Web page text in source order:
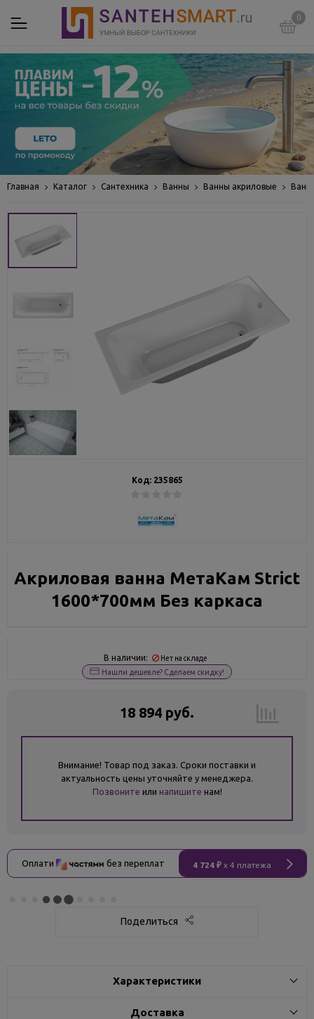
0
Главная Каталог Сантехника Ванны Ванны акриловые
Код: 235865
Акриловая ванна МетаКам Strict
1600*700мм Без каркаса
В наличии: Нет на складе
Нашли дешевле? Сделаем скидку!
18 894 руб.
Внимание! Товар под заказ. Сроки поставки и
актуальность цены уточняйте у менеджера.
Позвоните или напишите нам!
Оплати без переплат 4 724 ₽ x 4 платежа
Поделиться
Характеристики
Доставка